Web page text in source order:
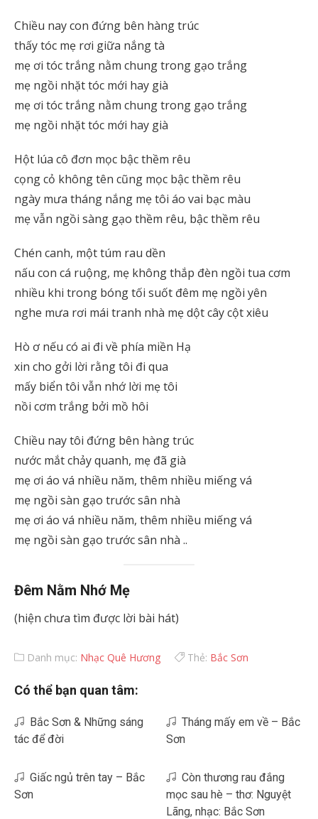
Chiều nay con đứng bên hàng trúc
thấy tóc mẹ rơi giữa nắng tà
mẹ ơi tóc trắng nằm chung trong gạo trắng
mẹ ngồi nhặt tóc mới hay già
mẹ ơi tóc trắng nằm chung trong gạo trắng
mẹ ngồi nhặt tóc mới hay già
Hột lúa cô đơn mọc bậc thềm rêu
cọng cỏ không tên cũng mọc bậc thềm rêu
ngày mưa tháng nắng mẹ tôi áo vai bạc màu
mẹ vẫn ngồi sàng gạo thềm rêu, bậc thềm rêu
Chén canh, một túm rau dền
nấu con cá ruộng, mẹ không thắp đèn ngồi tua cơm
nhiều khi trong bóng tối suốt đêm mẹ ngồi yên
nghe mưa rơi mái tranh nhà mẹ dột cây cột xiêu
Hò ơ nếu có ai đi về phía miền Hạ
xin cho gởi lời rằng tôi đi qua
mấy biển tôi vẫn nhớ lời mẹ tôi
nồi cơm trắng bởi mồ hôi
Chiều nay tôi đứng bên hàng trúc
nước mắt chảy quanh, mẹ đã già
mẹ ơi áo vá nhiều năm, thêm nhiều miếng vá
mẹ ngồi sàn gạo trước sân nhà
mẹ ơi áo vá nhiều năm, thêm nhiều miếng vá
mẹ ngồi sàn gạo trước sân nhà ..
Đêm Nằm Nhớ Mẹ
(hiện chưa tìm được lời bài hát)
Danh mục: Nhạc Quê Hương Thẻ: Bắc Sơn
Có thể bạn quan tâm:
Bắc Sơn & Những sáng
tác để đời
Tháng mấy em về – Bắc
Sơn
Giấc ngủ trên tay – Bắc
Sơn
Còn thương rau đắng
mọc sau hè – thơ: Nguyệt
Lãng, nhạc: Bắc Sơn